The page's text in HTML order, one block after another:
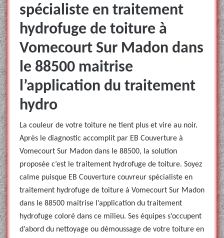
spécialiste en traitement
hydrofuge de toiture à
Vomecourt Sur Madon dans
le 88500 maitrise
l’application du traitement
hydro
La couleur de votre toiture ne tient plus et vire au noir.
Après le diagnostic accomplit par EB Couverture à
Vomecourt Sur Madon dans le 88500, la solution
proposée c’est le traitement hydrofuge de toiture. Soyez
calme puisque EB Couverture couvreur spécialiste en
traitement hydrofuge de toiture à Vomecourt Sur Madon
dans le 88500 maitrise l’application du traitement
hydrofuge coloré dans ce milieu. Ses équipes s’occupent
d’abord du nettoyage ou démoussage de votre toiture en